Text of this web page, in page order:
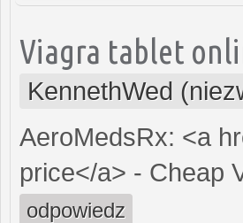
Viagra tablet
KennethWed
AeroMedsRx: <a
price</a> - Cheap
odpowiedz